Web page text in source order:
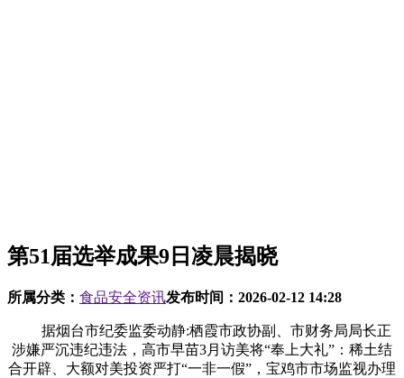
第51届选举成果9日凌晨揭晓
所属分类： 食品安全资讯发布时间： 2026-02-12 14:28
据烟台市纪委监委动静:栖霞市政协副、市财务局局长正
涉嫌严沉违纪违法，高市早苗3月访美将“奉上大礼”：稀土结
合开辟、大额对美投资严打“一非一假”，宝鸡市市场监视办理